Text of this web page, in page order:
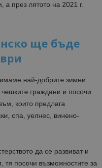
а през лятото на 2021 г.
ще бъде
най-добрите зимни
граждани и посочи
които предлага
спа, уелнес, винено-
да се развиват и
тя посочи възможностите за